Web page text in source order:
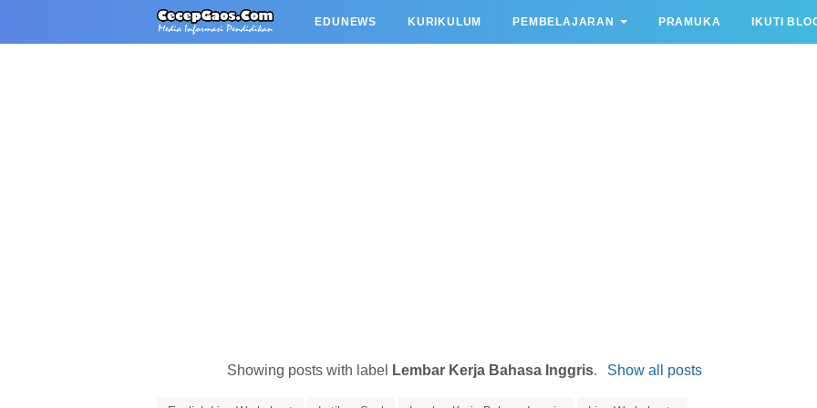
EDUNEWS KURIKULUM PEMBELAJARAN PRAMUKA IKUTI
Showing posts with label Lembar Kerja Bahasa Inggris. Show all posts